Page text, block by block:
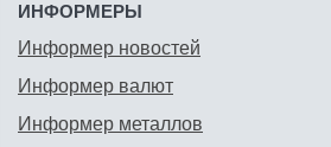
ИНФОРМЕРЫ
Информер новостей
Информер валют
Информер металлов